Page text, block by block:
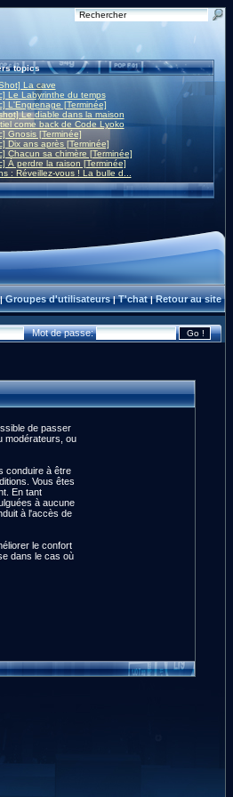
topics
La cave
Le Labyrinthe du temps
L'Engrenage [Terminée]
Le diable dans la maison
come back de Code Lyoko
Gnosis [Terminée]
Dix ans après [Terminée]
Chacun sa chimère [Terminée]
À perdre la raison [Terminée]
: Réveillez-vous ! La bulle d...
Groupes d'utilisateurs|T'chat|Retour au site
Mot de passe:
de passer
modérateurs, ou
conduire à être
Vous êtes
En tant
à aucune
à l'accès de
le confort
dans le cas où